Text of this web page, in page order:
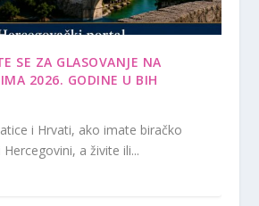
SE ZA GLASOVANJE NA
2026. GODINE U BIH
i Hrvati, ako imate biračko
a živite ili...